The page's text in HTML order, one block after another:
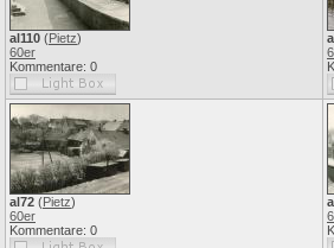
al110 (Pietz)
60er
Kommentare: 0
al72 (Pietz)
60er
Kommentare: 0